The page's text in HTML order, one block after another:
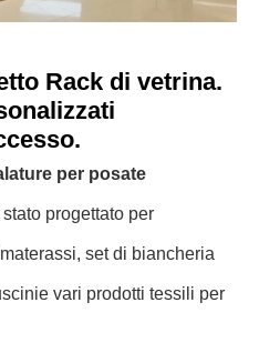
Rack di vetrina.
per posate
stato progettato per
set di biancheria
vari prodotti tessili per